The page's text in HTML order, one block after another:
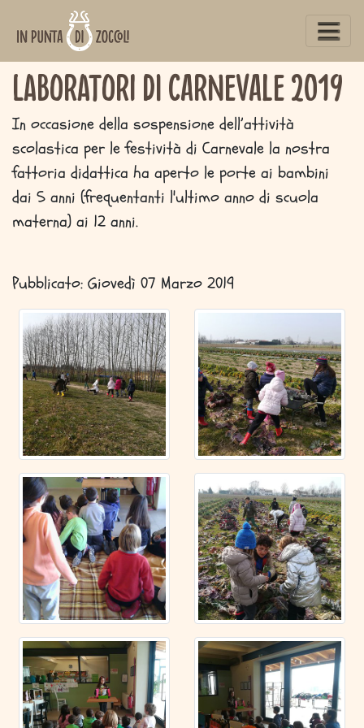
www.inpuntadizoccoli.it
Laboratori di Carnevale 2019
In occasione della sospensione dell’attività
scolastica per le festività di Carnevale la nostra
fattoria didattica ha aperto le porte ai bambini
dai 5 anni (frequentanti l'ultimo anno di scuola
materna) ai 12 anni.
Pubblicato: Giovedì 07 Marzo 2019